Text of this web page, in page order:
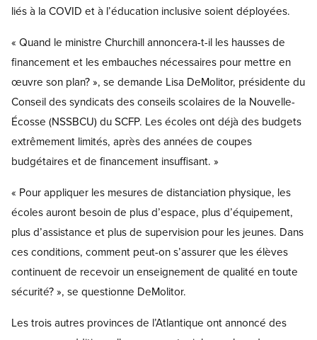
liés à la COVID et à l’éducation inclusive soient déployées.
« Quand le ministre Churchill annoncera-t-il les hausses de
financement et les embauches nécessaires pour mettre en
œuvre son plan? », se demande Lisa DeMolitor, présidente du
Conseil des syndicats des conseils scolaires de la Nouvelle-
Écosse (NSSBCU) du SCFP. Les écoles ont déjà des budgets
extrêmement limités, après des années de coupes
budgétaires et de financement insuffisant. »
« Pour appliquer les mesures de distanciation physique, les
écoles auront besoin de plus d’espace, plus d’équipement,
plus d’assistance et plus de supervision pour les jeunes. Dans
ces conditions, comment peut-on s’assurer que les élèves
continuent de recevoir un enseignement de qualité en toute
sécurité? », se questionne DeMolitor.
Les trois autres provinces de l’Atlantique ont annoncé des